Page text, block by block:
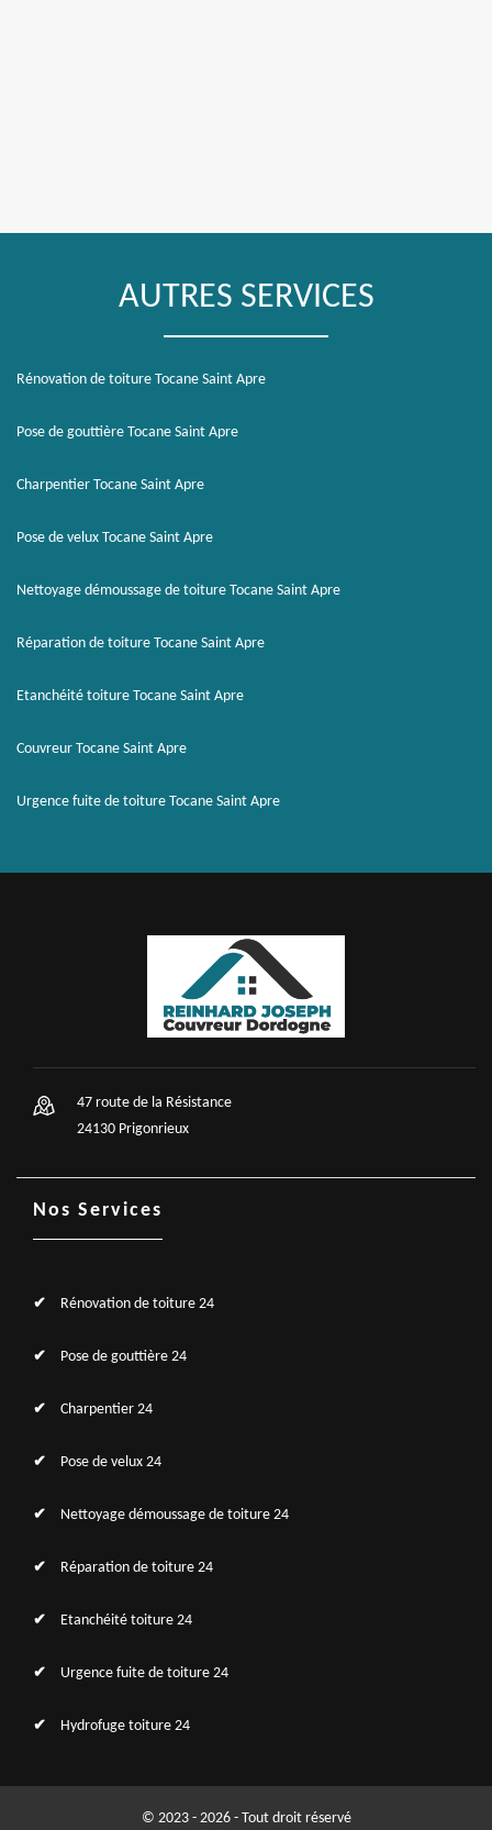
AUTRES SERVICES
Rénovation de toiture Tocane Saint Apre
Pose de gouttière Tocane Saint Apre
Charpentier Tocane Saint Apre
Pose de velux Tocane Saint Apre
Nettoyage démoussage de toiture Tocane Saint Apre
Réparation de toiture Tocane Saint Apre
Etanchéité toiture Tocane Saint Apre
Couvreur Tocane Saint Apre
Urgence fuite de toiture Tocane Saint Apre
47 route de la Résistance
24130 Prigonrieux
Nos Services
Rénovation de toiture 24
Pose de gouttière 24
Charpentier 24
Pose de velux 24
Nettoyage démoussage de toiture 24
Réparation de toiture 24
Etanchéité toiture 24
Urgence fuite de toiture 24
Hydrofuge toiture 24
© 2023 - 2026 - Tout droit réservé